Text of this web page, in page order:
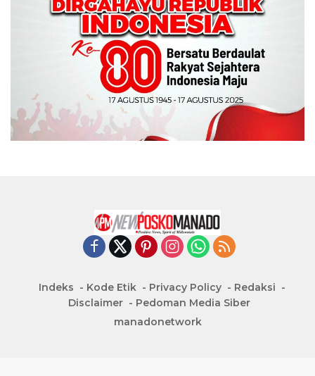
Indeks Kode Etik Privacy Policy
Redaksi
Disclaimer
Pedoman Media Siber
manadonetwork